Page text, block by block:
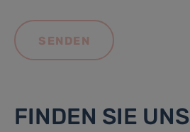
FINDEN SIE UNS